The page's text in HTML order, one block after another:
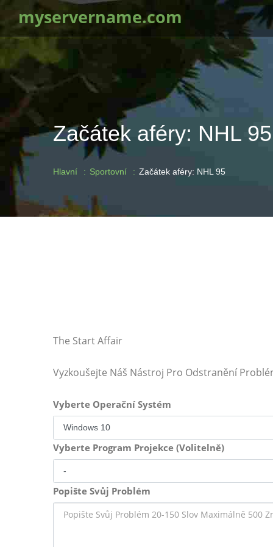
myservername.com
Začátek aféry: NHL 95
Hlavní Sportovní Začátek aféry: NHL 95
The Start Affair
Vyzkoušejte Náš Nástroj Pro Odstranění
Vyberte Operační Systém
Vyberte Program Projekce (Volitelně)
Popište Svůj Problém